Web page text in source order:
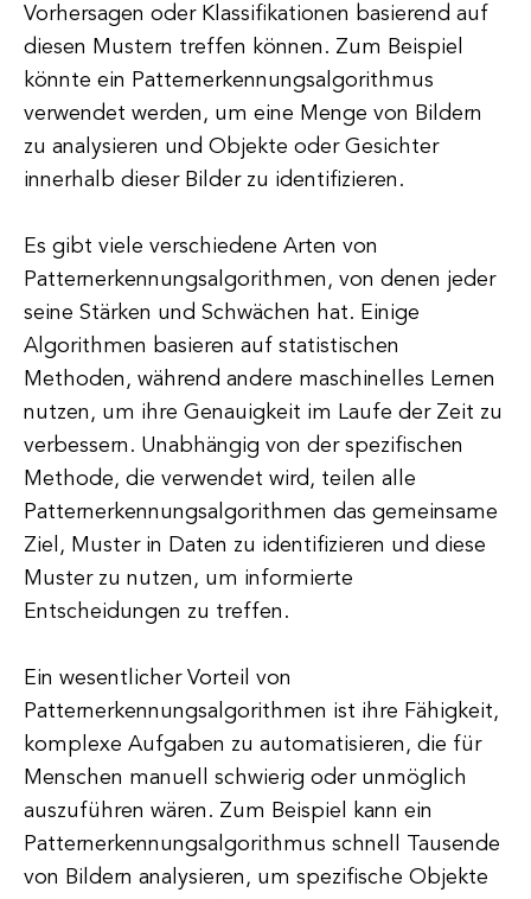
Vorhersagen oder Klassifikationen basierend auf
diesen Mustern treffen können. Zum Beispiel
könnte ein Patternerkennungsalgorithmus
verwendet werden, um eine Menge von Bildern
zu analysieren und Objekte oder Gesichter
innerhalb dieser Bilder zu identifizieren.
Es gibt viele verschiedene Arten von
Patternerkennungsalgorithmen, von denen jeder
seine Stärken und Schwächen hat. Einige
Algorithmen basieren auf statistischen
Methoden, während andere maschinelles Lernen
nutzen, um ihre Genauigkeit im Laufe der Zeit zu
verbessern. Unabhängig von der spezifischen
Methode, die verwendet wird, teilen alle
Patternerkennungsalgorithmen das gemeinsame
Ziel, Muster in Daten zu identifizieren und diese
Muster zu nutzen, um informierte
Entscheidungen zu treffen.
Ein wesentlicher Vorteil von
Patternerkennungsalgorithmen ist ihre Fähigkeit,
komplexe Aufgaben zu automatisieren, die für
Menschen manuell schwierig oder unmöglich
auszuführen wären. Zum Beispiel kann ein
Patternerkennungsalgorithmus schnell Tausende
von Bildern analysieren, um spezifische Objekte